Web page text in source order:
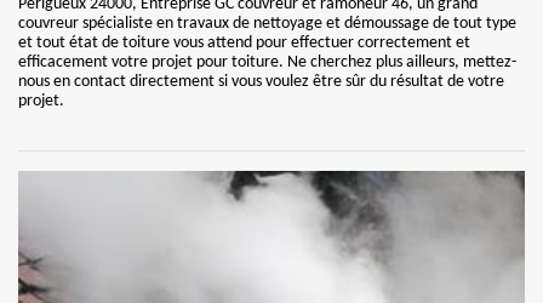
Perigueux 24000, Entreprise GC couvreur et ramoneur 46, un grand
couvreur spécialiste en travaux de nettoyage et démoussage de tout type
et tout état de toiture vous attend pour effectuer correctement et
efficacement votre projet pour toiture. Ne cherchez plus ailleurs, mettez-
nous en contact directement si vous voulez être sûr du résultat de votre
projet.